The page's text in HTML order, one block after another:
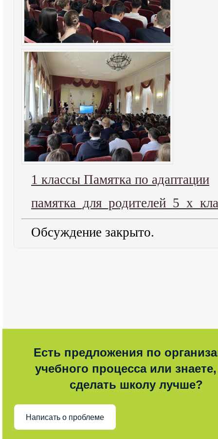
1 классы Памятка по адаптации
Обсуждение закрыто.
Есть предложения по
учебного процесса или знаете,
сделать школу лучше?
Написать о проблеме